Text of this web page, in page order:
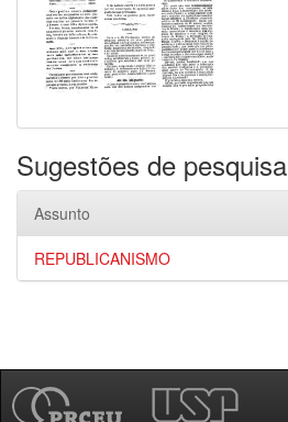
Sugestões de pesquisa
Assunto
REPUBLICANISMO